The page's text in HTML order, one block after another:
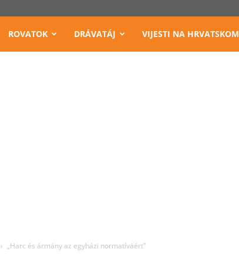
ROVATOK DRÁVATÁJ VIJESTI NA HRVATSKOM
„Harc és ármány az egyházi normatíváért”